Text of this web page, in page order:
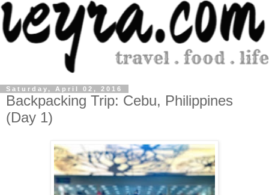
Saturday, April 02, 2016
Backpacking Trip: Cebu, Philippines
(Day 1)